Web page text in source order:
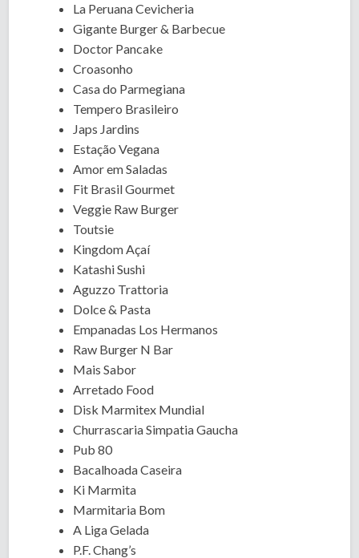
La Peruana Cevicheria
Gigante Burger & Barbecue
Doctor Pancake
Croasonho
Casa do Parmegiana
Tempero Brasileiro
Japs Jardins
Estação Vegana
Amor em Saladas
Fit Brasil Gourmet
Veggie Raw Burger
Toutsie
Kingdom Açaí
Katashi Sushi
Aguzzo Trattoria
Dolce & Pasta
Empanadas Los Hermanos
Raw Burger N Bar
Mais Sabor
Arretado Food
Disk Marmitex Mundial
Churrascaria Simpatia Gaucha
Pub 80
Bacalhoada Caseira
Ki Marmita
Marmitaria Bom
A Liga Gelada
P.F. Chang’s